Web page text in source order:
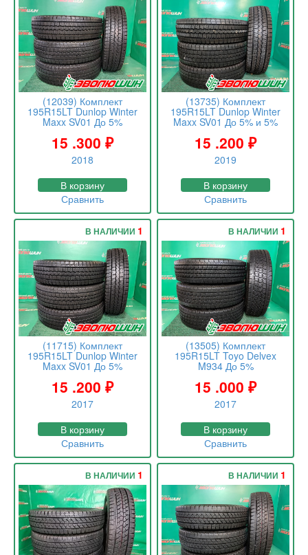
(12039) Комплект
195R15LT Dunlop Winter
Maxx SV01 До 5%
15 .300 ₽
2018
В корзину
Сравнить
(13735) Комплект
195R15LT Dunlop Winter
Maxx SV01 До 5% и 5%
15 .200₽
2019
В корзину
Сравнить
(11715) Комплект
195R15LT Dunlop Winter
Maxx SV01 До 5%
15 .200 ₽
2017
В НАЛИЧИИ 1
В корзину
Сравнить
(13505) Комплект
195R15LT Toyo Delvex
M934 До 5%
15 .000₽
2017
В НАЛИЧИИ 1
В корзину
Сравнить
В НАЛИЧИИ 1 В НАЛИЧИИ 1